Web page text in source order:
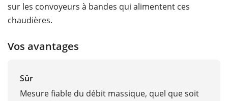
sur les convoyeurs à bandes qui alimentent ces
chaudières.
Vos avantages
Sûr
Mesure fiable du débit massique, quel que soit